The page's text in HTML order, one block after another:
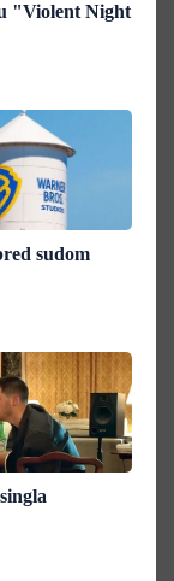
"Violent Night
sudom